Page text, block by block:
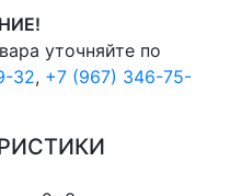
уточняйте по
32, +7 (967) 346-75-